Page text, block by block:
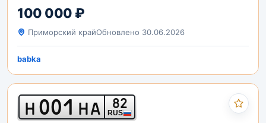
100 000 ₽
Приморский крайОбновлено 30.06.2026
babka
Н 001 НА 82
RUS